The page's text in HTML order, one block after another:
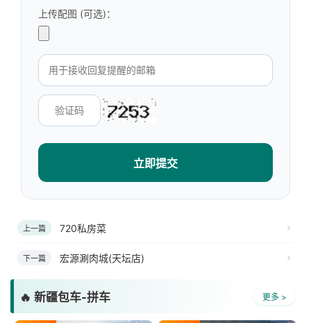
上传配图 (可选)：
立即提交
上一篇 720私房菜
下一篇 宏源涮肉城(天坛店)
🔥 新疆包车-拼车 更多 >